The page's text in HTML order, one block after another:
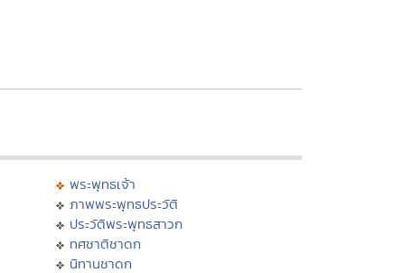
พระพุทธเจ้า
ภาพพระพุทธประวัติ
ประวัติพระพุทธสาวก
ทศชาติชาดก
นิทานชาดก